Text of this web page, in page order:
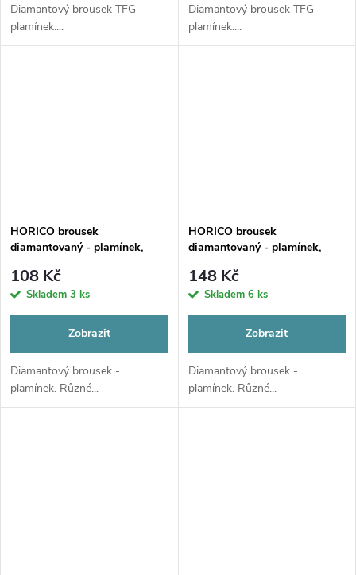
Diamantový brousek TFG -
plamínek....
Diamantový brousek TFG -
plamínek....
HORICO brousek
diamantovaný - plamínek,
108 Kč
Skladem 3 ks
Zobrazit
Diamantový brousek -
plamínek. Různé...
HORICO brousek
diamantovaný - plamínek,
148 Kč
Skladem 6 ks
Zobrazit
Diamantový brousek -
plamínek. Různé...